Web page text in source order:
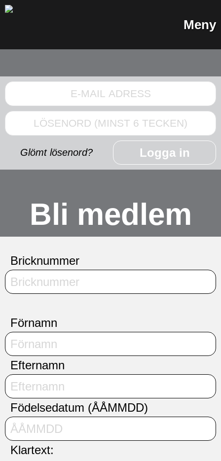
Meny
Glömt lösenord? Logga in
Bli medlem
Bricknummer
Förnamn
Efternamn
Födelsedatum (ÅÅMMDD)
Klartext: